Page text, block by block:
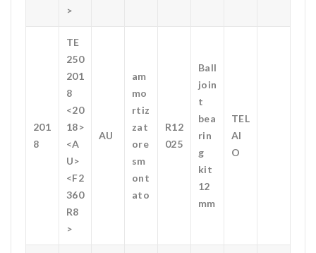
>
201
8
TE
250
201
8
<20
18>
<A
U>
<F2
360
R8
>
AU
am
mo
rtiz
zat
ore
sm
ont
ato
R12
025
Ball
join
t
bea
rin
g
kit
12
mm
TEL
AI
O